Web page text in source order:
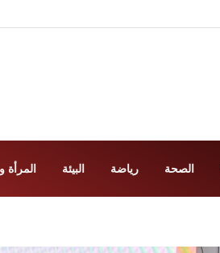
الصحة رياضة البيئة المرأة